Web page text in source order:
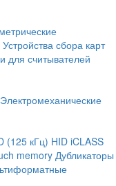
Устройства сбора карт
для считывателей
Электромеханические
(125 кГц) HID iCLASS
memory Дубликаторы